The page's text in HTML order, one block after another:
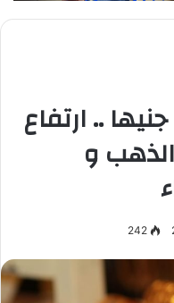
عيار 21 يسجل 3,460 جنيها .. ارتفاع
و
242